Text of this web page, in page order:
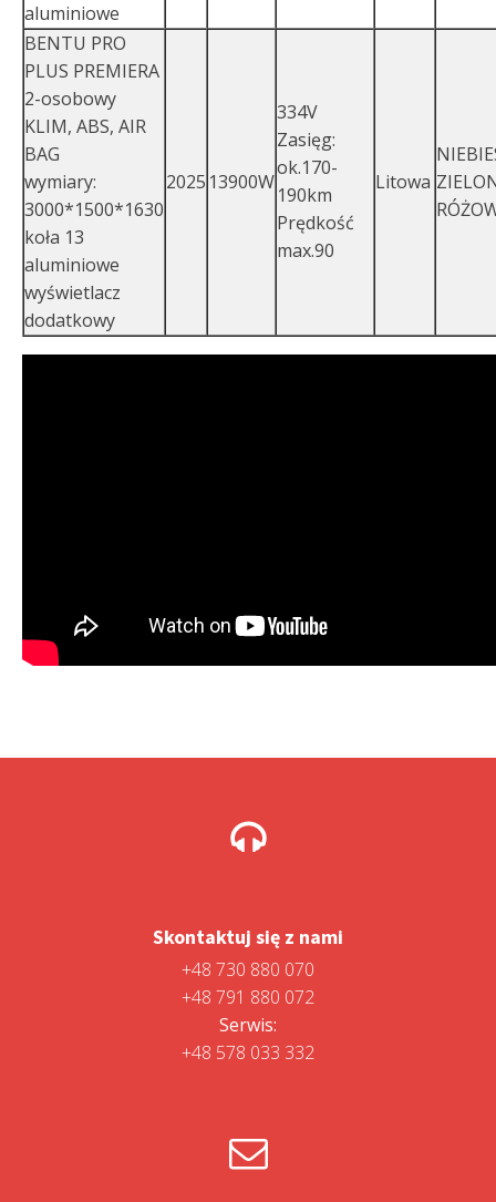
aluminiowe
BENTU PRO
PLUS PREMIERA
2-osobowy
KLIM, ABS, AIR
BAG
wymiary:
3000*1500*1630
koła 13
aluminiowe
wyświetlacz
dodatkowy
2025 13900W
334V
Zasięg:
ok.170-
190km
Prędkość
max.90
Litowa
Skontaktuj się z nami
+48 730 880 070
+48 791 880 072
Serwis:
+48 578 033 332